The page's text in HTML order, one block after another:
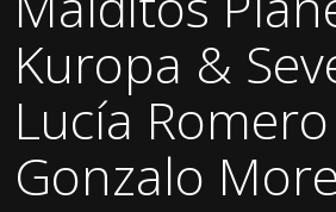
Kuropa &
Lucía
Gonzalo